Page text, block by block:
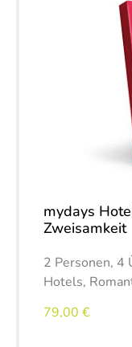
mydays
Zweisamkeit
2 Personen, 4
Hotels,
79,00 €